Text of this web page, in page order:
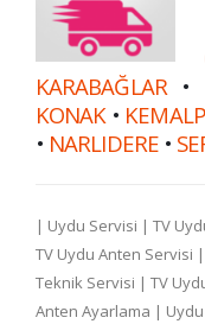
KARABAĞLAR•
KONAK•
• NARLIDERE•
| Uydu Servisi | TV
TV Uydu Anten Servisi
Teknik Servisi | TV
Anten Ayarlama |